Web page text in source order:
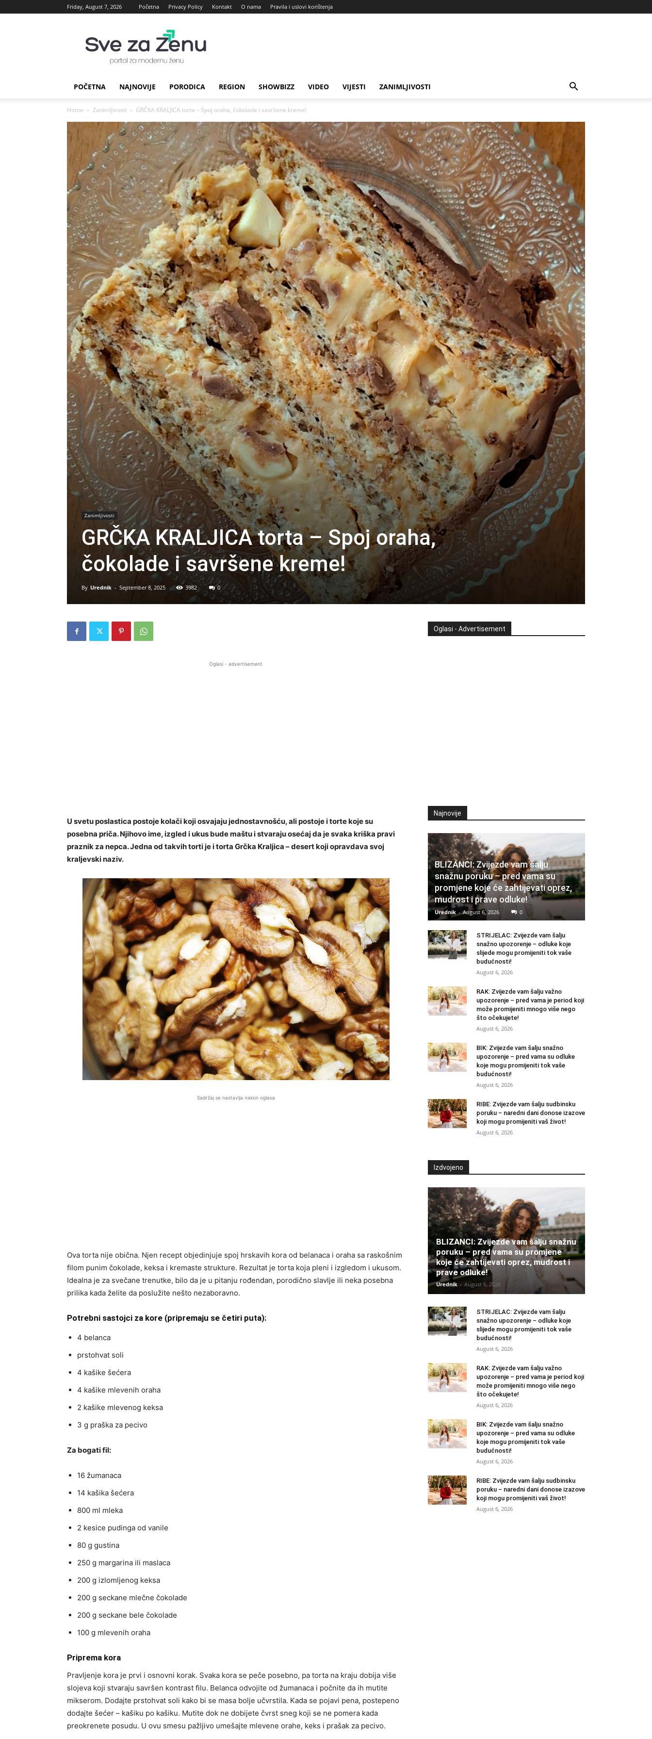
Friday, August 7, 2026 Početna Privacy Policy Kontakt O nama Pravila i uslovi korištenja
za
Zenu
POČETNA NAJNOVIJE PORODICA REGION SHOWBIZZ VIDEO VIJESTI ZANIMLJIVOSTI
Home Zanimljivosti GRČKA KRALJICA torta – Spoj oraha, čokolade i savršene kreme!
Zanimljivosti
GRČKA KRALJICA torta – Spoj oraha,
čokolade i savršene kreme!
By Urednik - September 8, 2025 3982 0
Oglasi - advertisement
U svetu poslastica postoje kolači koji osvajaju jednostavnošću, ali postoje i torte koje su
posebna priča. Njihovo ime, izgled i ukus bude maštu i stvaraju osećaj da je svaka kriška pravi
praznik za nepca. Jedna od takvih torti je i torta Grčka Kraljica – desert koji opravdava svoj
kraljevski naziv.
Sadržaj se nastavlja nakon oglasa
Ova torta nije obična. Njen recept objedinjuje spoj hrskavih kora od belanaca i oraha sa raskošnim
filom punim čokolade, keksa i kremaste strukture. Rezultat je torta koja pleni i izgledom i ukusom.
Idealna je za svečane trenutke, bilo da je u pitanju rođendan, porodično slavlje ili neka posebna
prilika kada želite da poslužite nešto nezaboravno.
Potrebni sastojci za kore (pripremaju se četiri puta):
4 belanca
prstohvat soli
4 kašike šećera
4 kašike mlevenih oraha
2 kašike mlevenog keksa
3 g praška za pecivo
Za bogati fil:
16 žumanaca
14 kašika šećera
800 ml mleka
2 kesice pudinga od vanile
80 g gustina
250 g margarina ili maslaca
200 g izlomljenog keksa
200 g seckane mlečne čokolade
200 g seckane bele čokolade
100 g mlevenih oraha
Priprema kora
Pravljenje kora je prvi i osnovni korak. Svaka kora se peče posebno, pa torta na kraju dobija više
slojeva koji stvaraju savršen kontrast filu. Belanca odvojite od žumanaca i počnite da ih mutite
mikserom. Dodajte prstohvat soli kako bi se masa bolje učvrstila. Kada se pojavi pena, postepeno
dodajte šećer – kašiku po kašiku. Mutite dok ne dobijete čvrst sneg koji se ne pomera kada
preokrenete posudu. U ovu smesu pažljivo umešajte mlevene orahe, keks i prašak za pecivo.
Oglasi - Advertisement
Najnovije
BLIZANCI: Zvijezde vam šalju
snažnu poruku – pred vama su
promjene koje će zahtijevati oprez,
mudrost i prave odluke!
Urednik - August 6, 2026 0
STRIJELAC: Zvijezde vam šalju
snažno upozorenje – odluke koje
slijede mogu promijeniti tok vaše
budućnosti!
August 6, 2026
RAK: Zvijezde vam šalju važno
upozorenje – pred vama je period koji
može promijeniti mnogo više nego
što očekujete!
August 6, 2026
BIK: Zvijezde vam šalju snažno
upozorenje – pred vama su odluke
koje mogu promijeniti tok vaše
budućnosti!
August 6, 2026
RIBE: Zvijezde vam šalju sudbinsku
poruku – naredni dani donose izazove
koji mogu promijeniti vaš život!
August 6, 2026
Izdvojeno
BLIZANCI: Zvijezde vam šalju snažnu
poruku – pred vama su promjene
koje će zahtijevati oprez, mudrost i
prave odluke!
Urednik - August 6, 2026
STRIJELAC: Zvijezde vam šalju
snažno upozorenje – odluke koje
slijede mogu promijeniti tok vaše
budućnosti!
August 6, 2026
RAK: Zvijezde vam šalju važno
upozorenje – pred vama je period koji
može promijeniti mnogo više nego
što očekujete!
August 6, 2026
BIK: Zvijezde vam šalju snažno
upozorenje – pred vama su odluke
koje mogu promijeniti tok vaše
budućnosti!
August 6, 2026
RIBE: Zvijezde vam šalju sudbinsku
poruku – naredni dani donose izazove
koji mogu promijeniti vaš život!
August 6, 2026